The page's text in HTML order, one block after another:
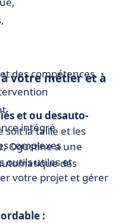
des compétences,
intégré
complexes
des
votre métier et à
et ou desauto-
la taille et les
Ogustine a une
outils utiles et
votre projet et gérer
: